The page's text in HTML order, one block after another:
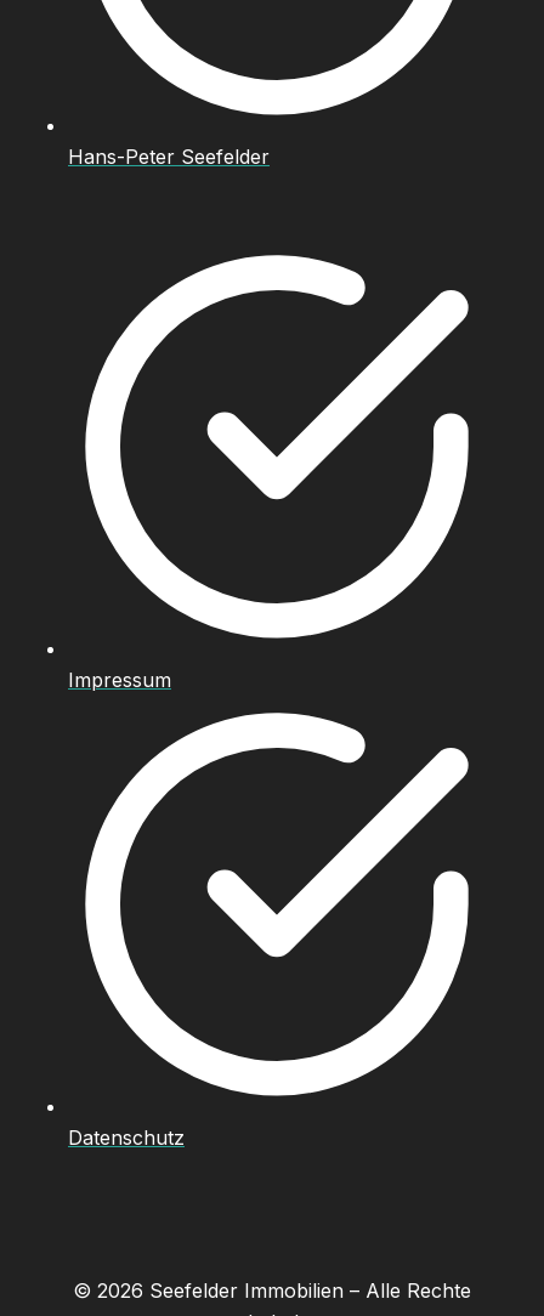
Hans-Peter Seefelder
Impressum
Datenschutz
© 2026 Seefelder Immobilien – Alle Rechte